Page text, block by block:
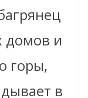
домов и
горы,
в